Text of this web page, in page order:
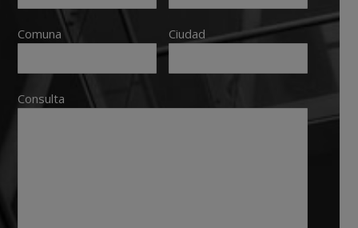
Comuna Ciudad
Consulta